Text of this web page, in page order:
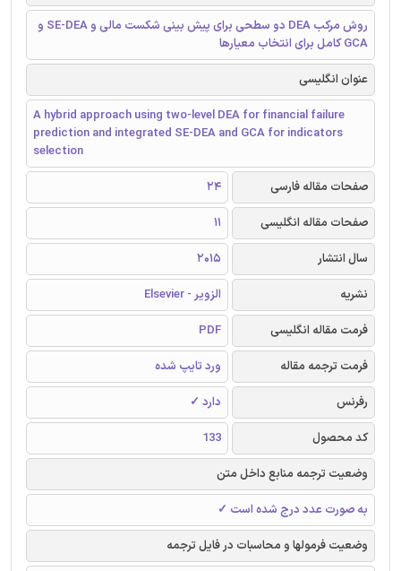
روش مرکب DEA دو سطحی برای پیش بینی شکست مالی و SE-DEA و
GCA کامل برای انتخاب معیارها
عنوان انگلیسی
A hybrid approach using two-level DEA for financial failure
prediction and integrated SE-DEA and GCA for indicators
selection
صفحات مقاله فارسی
24
صفحات مقاله انگلیسی
11
سال انتشار
2015
نشریه
الزویر - Elsevier
فرمت مقاله انگلیسی
PDF
فرمت ترجمه مقاله
ورد تایپ شده
رفرنس
دارد ✓
کد محصول
133
وضعیت ترجمه منابع داخل متن
به صورت عدد درج شده است ✓
وضعیت فرمولها و محاسبات در فایل ترجمه